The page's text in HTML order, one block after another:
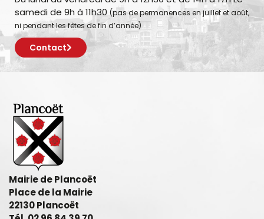
samedi de 9h à 11h30 (pas de permanences en juillet et août,
ni pendant les fêtes de fin d’année)
Contact
Mairie de Plancoët
Place de la Mairie
22130 Plancoët